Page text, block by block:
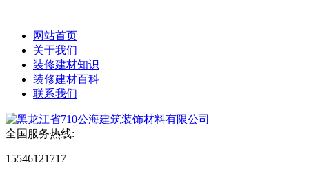
网站首页
关于我们
装修建材知识
装修建材百科
联系我们
全国服务热线:
15546121717